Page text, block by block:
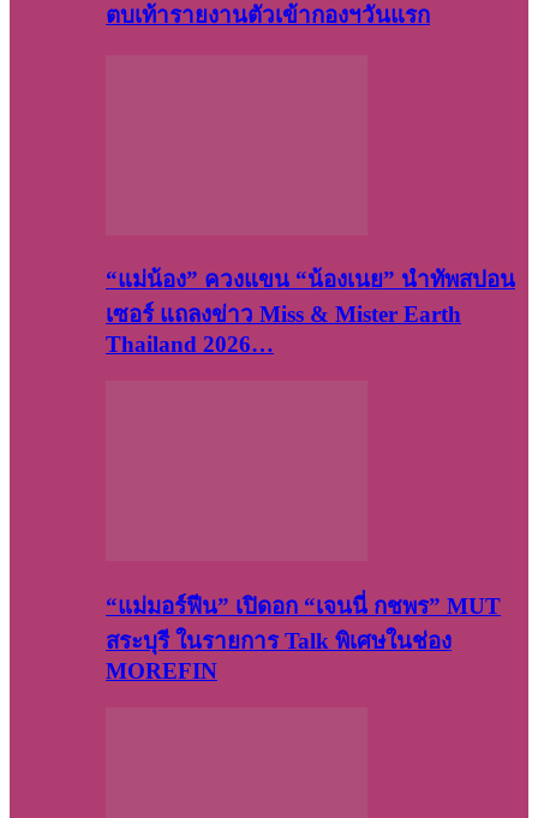
ตบเท้ารายงานตัวเข้ากองฯวันแรก
“แม่น้อง” ควงแขน “น้องเนย” นำทัพสปอน
เซอร์ แถลงข่าว Miss & Mister Earth
Thailand 2026…
“แม่มอร์ฟีน” เปิดอก “เจนนี่ กชพร” MUT
สระบุรี ในรายการ Talk พิเศษในช่อง
MOREFIN